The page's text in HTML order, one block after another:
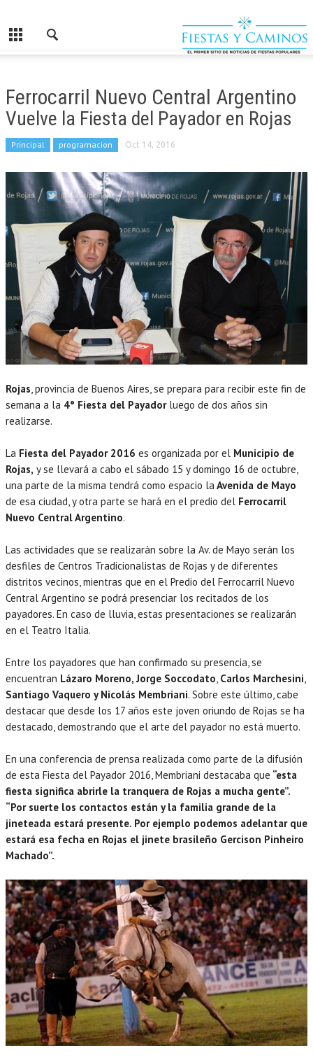
Ferrocarril Nuevo Central Argentino
Vuelve la Fiesta del Payador en Rojas
Principal programacion Oct 14, 2016
Rojas , provincia de Buenos Aires, se prepara para recibir este fin de
semana a la 4° Fiesta del Payadorluego de dos años sin
realizarse.
La Fiesta del Payador 2016 es organizada por el Municipio de
Rojas, y se llevará a cabo el sábado 15 y domingo 16 de octubre,
una parte de la misma tendrá como espacio la Avenida de Mayo
de esa ciudad, y otra parte se hará en el predio del Ferrocarril
Nuevo Central Argentino.
Las actividades que se realizarán sobre la Av. de Mayo serán los
desfiles de Centros Tradicionalistas de Rojas y de diferentes
distritos vecinos, mientras que en el Predio del Ferrocarril Nuevo
Central Argentino se podrá presenciar los recitados de los
payadores. En caso de lluvia, estas presentaciones se realizarán
en el Teatro Italia.
Entre los payadores que han confirmado su presencia, se
encuentran Lázaro Moreno, Jorge Soccodato Carlos Marchesini
Santiago Vaquero y Nicolás Membriani. Sobre este último, cabe
destacar que desde los 17 años este joven oriundo de Rojas se ha
destacado, demostrando que el arte del payador no está muerto.
En una conferencia de prensa realizada como parte de la difusión
de esta Fiesta del Payador 2016, Membriani destacaba que “esta
fiesta significa abrirle la tranquera de Rojas a mucha gente”.
“Por suerte los contactos están y la familia grande de la
jineteada estará presente. Por ejemplo podemos adelantar que
estará esa fecha en Rojas el jinete brasileño Gercison Pinheiro
Machado”.